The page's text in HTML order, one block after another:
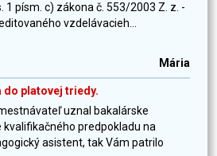
1 písm. c) zákona č. 553/2003 Z. z. -
vzdelávacieh...
Mária
do platovej triedy.
uznal bakalárske
predpokladu na
asistent, tak Vám patrilo